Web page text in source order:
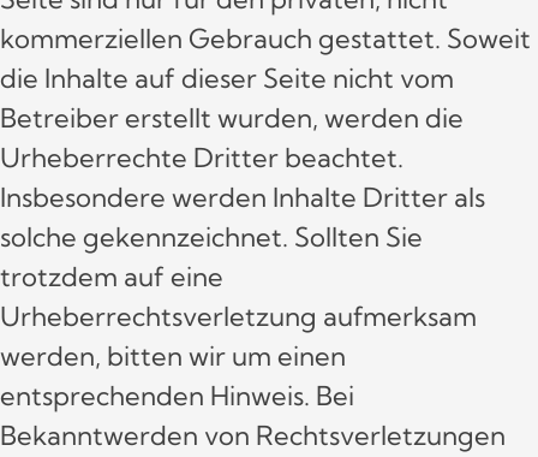
kommerziellen Gebrauch gestattet. Soweit
die Inhalte auf dieser Seite nicht vom
Betreiber erstellt wurden, werden die
Urheberrechte Dritter beachtet.
Insbesondere werden Inhalte Dritter als
solche gekennzeichnet. Sollten Sie
trotzdem auf eine
Urheberrechtsverletzung aufmerksam
werden, bitten wir um einen
entsprechenden Hinweis. Bei
Bekanntwerden von Rechtsverletzungen